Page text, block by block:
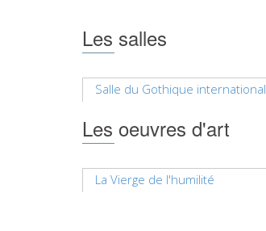
Les salles
Salle du Gothique international
Les oeuvres d'art
La Vierge de l'humilité